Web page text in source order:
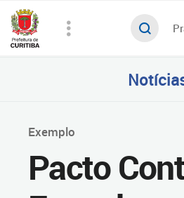
Exemplo
Pacto